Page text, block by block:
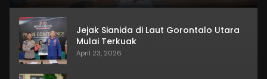
Jejak Sianida di Laut Gorontalo Utara
Mulai Terkuak
April 23, 2026